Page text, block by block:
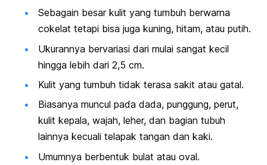
Sebagain besar kulit yang tumbuh berwarna
cokelat tetapi bisa juga kuning, hitam, atau putih.
Ukurannya bervariasi dari mulai sangat kecil
hingga lebih dari 2,5 cm.
Kulit yang tumbuh tidak terasa sakit atau gatal.
Biasanya muncul pada dada, punggung, perut,
kulit kepala, wajah, leher, dan bagian tubuh
lainnya kecuali telapak tangan dan kaki.
Umumnya berbentuk bulat atau oval.